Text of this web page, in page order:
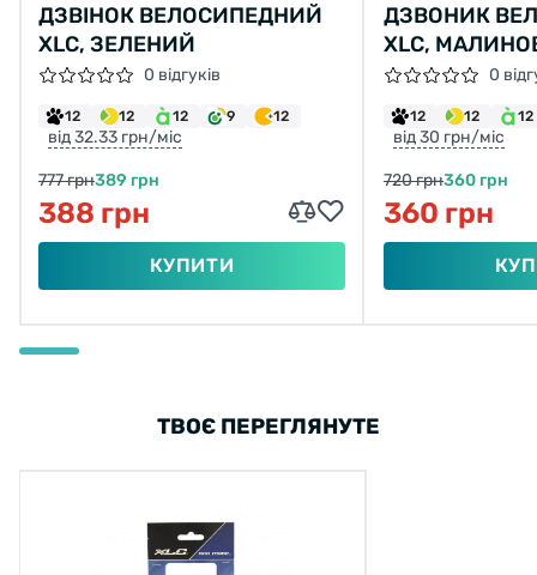
ДЗВІНОК ВЕЛОСИПЕДНИЙ
XLC, ЗЕЛЕНИЙ
0 відгуків
12 12 12 9 12
від 32.33 грн/міс
777 грн389 грн
388 грн
КУПИТИ
ДЗВОНИК
XLC,
0
12 12 12
від 30 грн/міс
720 грн360 грн
360 грн
ТВОЄ ПЕРЕГЛЯНУТЕ